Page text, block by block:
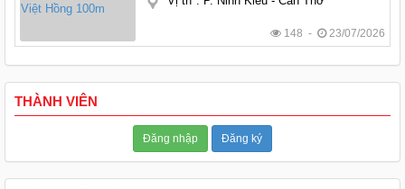
148 - 23/07/2026
THÀNH VIÊN
Đăng nhập Đăng ký